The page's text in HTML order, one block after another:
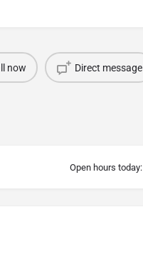
now Direct message
Open hours today: